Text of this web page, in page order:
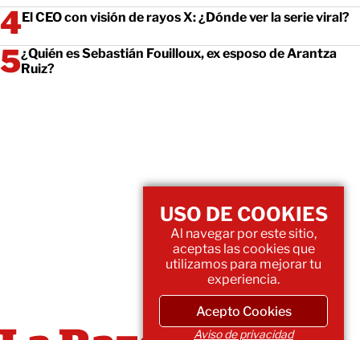
El CEO con visión de rayos X: ¿Dónde ver la serie viral?
¿Quién es Sebastián Fouilloux, ex esposo de Arantza
Ruiz?
USO DE COOKIES
Al navegar por este sitio,
aceptas las cookies que
utilizamos para mejorar tu
experiencia.
Acepto Cookies
Aviso de privacidad